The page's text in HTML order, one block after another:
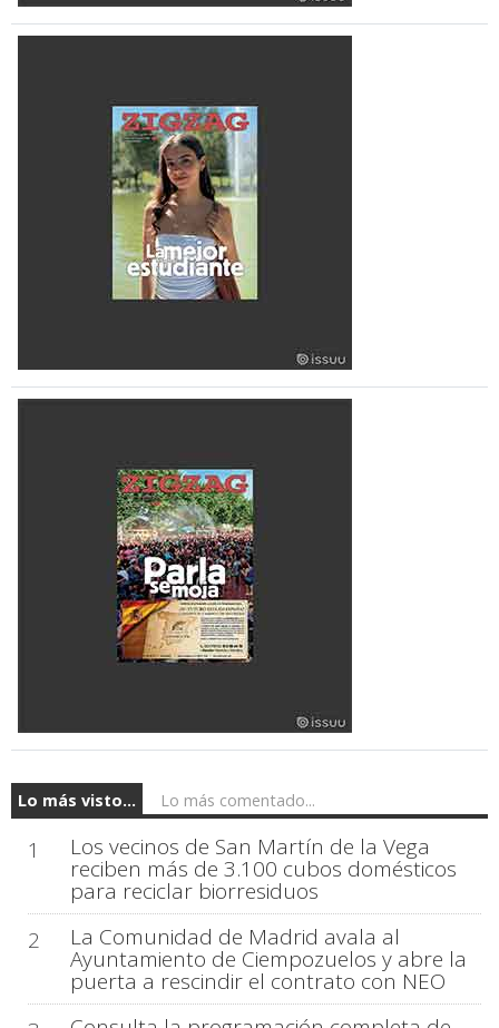
Lo más visto... Lo más comentado...
1 Los vecinos de San Martín de la Vega
reciben más de 3.100 cubos domésticos
para reciclar biorresiduos
2
La Comunidad de Madrid avala al
Ayuntamiento de Ciempozuelos y abre la
puerta a rescindir el contrato con NEO